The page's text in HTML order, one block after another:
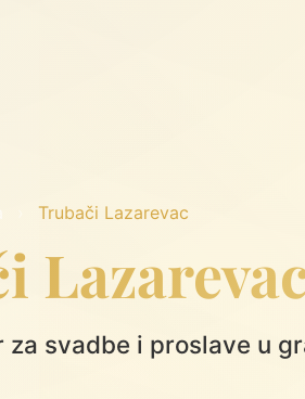
Trubači Lazarevac
svadbe i proslave u